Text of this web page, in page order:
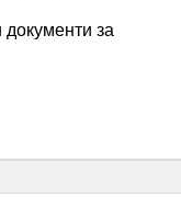
документи за